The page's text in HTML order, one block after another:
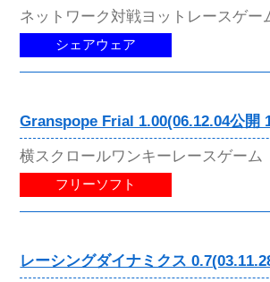
ネットワーク対戦ヨットレースゲー
シェアウェア
Granspope Frial 1.00(06.12.04公開
横スクロールワンキーレースゲーム
フリーソフト
レーシングダイナミクス